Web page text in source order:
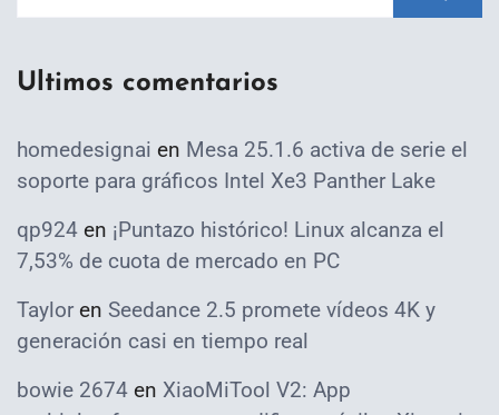
Ultimos comentarios
homedesignai en Mesa 25.1.6 activa de serie el
soporte para gráficos Intel Xe3 Panther Lake
qp924 en ¡Puntazo histórico! Linux alcanza el
7,53% de cuota de mercado en PC
Taylor en Seedance 2.5 promete vídeos 4K y
generación casi en tiempo real
bowie 2674 en XiaoMiTool V2: App